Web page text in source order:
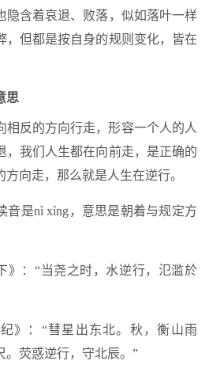
隐含着哀退、败落，似如落叶一样
，但都是按自身的规则变化，皆在
思
相反的方向行走，形容一个人的人
，我们人生都在向前走，是正确的
向走，那么就是人生在逆行。
音是nì xíng，意思是朝着与规定方
》：“当尧之时，水逆行，氾滥於
》：“彗星出东北。秋，衡山雨
。荧惑逆行，守北辰。”